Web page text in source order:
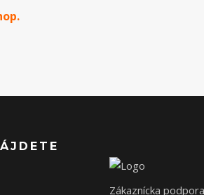
.
Zákaznícka podpora